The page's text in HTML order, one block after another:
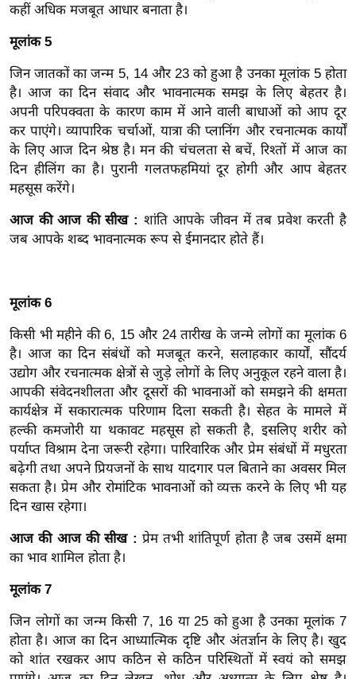
ली
ड
फि
ल्म
स
मी
क्षा
B
e
a
n
g
N
e
w
s
ला
इ
फ
स्टा
ल
टे
क्नॉ
जी
ब्यू
टी
कहीं अधिक मजबूत आधार बनाता है।
मूलांक 5
जिन जातकों का जन्म 5, 14 और 23 को हुआ है उनका मूलांक 5 होता
है। आज का दिन संवाद और भावनात्मक समझ के लिए बेहतर है।
अपनी परिपक्वता के कारण काम में आने वाली बाधाओं को आप दूर
कर पाएंगे। व्यापारिक चर्चाओं, यात्रा की प्लानिंग और रचनात्मक कार्यों
के लिए आज दिन श्रेष्ठ है। मन की चंचलता से बचें, रिश्तों में आज का
दिन हीलिंग का है। पुरानी गलतफहमियां दूर होगी और आप बेहतर
महसूस करेंगे।
आज की आज की सीख : शांति आपके जीवन में तब प्रवेश करती है
जब आपके शब्द भावनात्मक रूप से ईमानदार होते हैं।
मूलांक 6
किसी भी महीने की 6, 15 और 24 तारीख के जन्मे लोगों का मूलांक 6
है। आज का दिन संबंधों को मजबूत करने, सलाहकार कार्यों, सौंदर्य
उद्योग और रचनात्मक क्षेत्रों से जुड़े लोगों के लिए अनुकूल रहने वाला है।
आपकी संवेदनशीलता और दूसरों की भावनाओं को समझने की क्षमता
कार्यक्षेत्र में सकारात्मक परिणाम दिला सकती है। सेहत के मामले में
हल्की कमजोरी या थकावट महसूस हो सकती है, इसलिए शरीर को
पर्याप्त विश्राम देना जरूरी रहेगा। पारिवारिक और प्रेम संबंधों में मधुरता
बढ़ेगी तथा अपने प्रियजनों के साथ यादगार पल बिताने का अवसर मिल
सकता है। प्रेम और रोमांटिक भावनाओं को व्यक्त करने के लिए भी यह
दिन खास रहेगा।
आज की आज की सीख : प्रेम तभी शांतिपूर्ण होता है जब उसमें क्षमा
का भाव शामिल होता है।
मूलांक 7
जिन लोगों का जन्म किसी 7, 16 या 25 को हुआ है उनका मूलांक 7
होता है। आज का दिन आध्यात्मिक दृष्टि और अंतर्ज्ञान के लिए है। खुद
को शांत रखकर आप कठिन से कठिन परिस्थितों में स्वयं को समझ